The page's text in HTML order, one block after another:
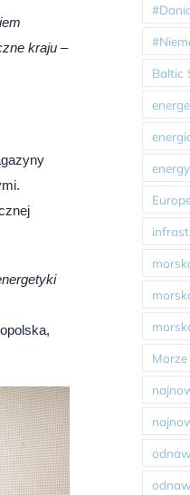
kraju –
Baltic
energy
Morze